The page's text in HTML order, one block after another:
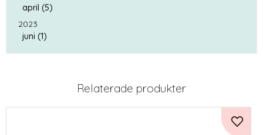
april (5)
2023
juni (1)
Relaterade produkter
Lägg